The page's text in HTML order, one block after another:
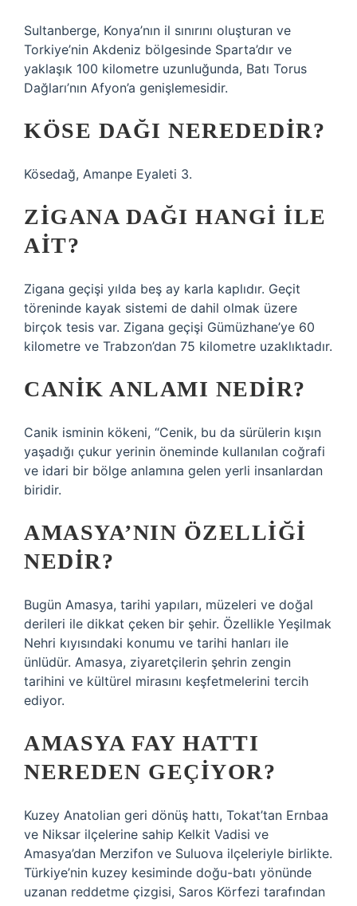
Sultanberge, Konya’nın il sınırını oluşturan ve
Torkiye’nin Akdeniz bölgesinde Sparta’dır ve
yaklaşık 100 kilometre uzunluğunda, Batı Torus
Dağları’nın Afyon’a genişlemesidir.
KÖSE DAĞI NEREDEDIR?
Kösedağ, Amanpe Eyaleti 3.
ZIGANA DAĞI HANGI ILE
AIT?
Zigana geçişi yılda beş ay karla kaplıdır. Geçit
töreninde kayak sistemi de dahil olmak üzere
birçok tesis var. Zigana geçişi Gümüzhane’ye 60
kilometre ve Trabzon’dan 75 kilometre uzaklıktadır.
CANIK ANLAMI NEDIR?
Canik isminin kökeni, “Cenik, bu da sürülerin kışın
yaşadığı çukur yerinin öneminde kullanılan coğrafi
ve idari bir bölge anlamına gelen yerli insanlardan
biridir.
AMASYA’NIN ÖZELLIĞI
NEDIR?
Bugün Amasya, tarihi yapıları, müzeleri ve doğal
derileri ile dikkat çeken bir şehir. Özellikle Yeşilmak
Nehri kıyısındaki konumu ve tarihi hanları ile
ünlüdür. Amasya, ziyaretçilerin şehrin zengin
tarihini ve kültürel mirasını keşfetmelerini tercih
ediyor.
AMASYA FAY HATTI
NEREDEN GEÇIYOR?
Kuzey Anatolian geri dönüş hattı, Tokat’tan Ernbaa
ve Niksar ilçelerine sahip Kelkit Vadisi ve
Amasya’dan Merzifon ve Suluova ilçeleriyle birlikte.
Türkiye’nin kuzey kesiminde doğu-batı yönünde
uzanan reddetme çizgisi, Saros Körfezi tarafından